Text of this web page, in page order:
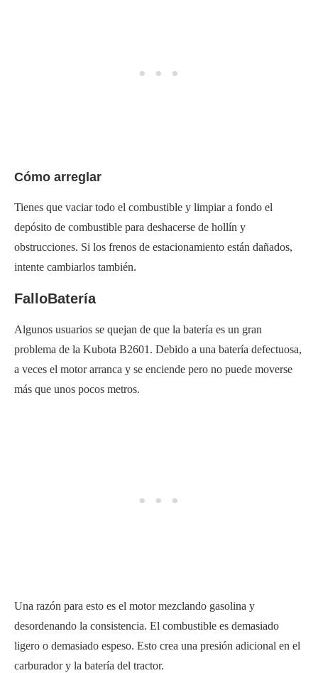
Cómo arreglar
Tienes que vaciar todo el combustible y limpiar a fondo el
depósito de combustible para deshacerse de hollín y
obstrucciones. Si los frenos de estacionamiento están dañados,
intente cambiarlos también.
FalloBatería
Algunos usuarios se quejan de que la batería es un gran
problema de la Kubota B2601. Debido a una batería defectuosa,
a veces el motor arranca y se enciende pero no puede moverse
más que unos pocos metros.
Una razón para esto es el motor mezclando gasolina y
desordenando la consistencia. El combustible es demasiado
ligero o demasiado espeso. Esto crea una presión adicional en el
carburador y la batería del tractor.